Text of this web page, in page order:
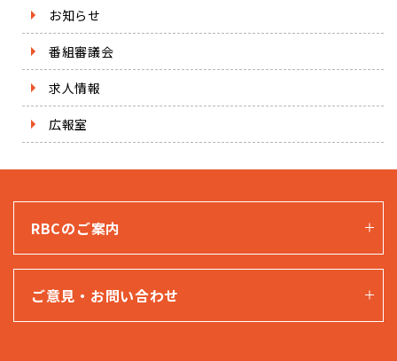
お知らせ
番組審議会
求人情報
広報室
RBCのご案内
ご意見・お問い合わせ